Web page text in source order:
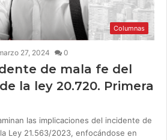
Columnas
27, 2024 0
de mala fe del
la ley 20.720. Primera
las implicaciones del incidente de
Ley 21.563/2023, enfocándose en